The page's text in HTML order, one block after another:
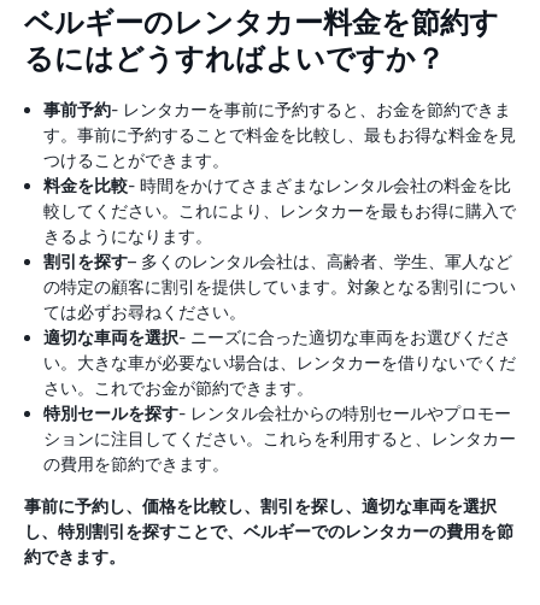
ベルギーのレンタカー料金を節約す
るにはどうすればよいですか？
事前予約- レンタカーを事前に予約すると、お金を節約できま
す。事前に予約することで料金を比較し、最もお得な料金を見
つけることができます。
料金を比較- 時間をかけてさまざまなレンタル会社の料金を比
較してください。これにより、レンタカーを最もお得に購入で
きるようになります。
割引を探す– 多くのレンタル会社は、高齢者、学生、軍人など
の特定の顧客に割引を提供しています。対象となる割引につい
ては必ずお尋ねください。
適切な車両を選択- ニーズに合った適切な車両をお選びくださ
い。大きな車が必要ない場合は、レンタカーを借りないでくだ
さい。これでお金が節約できます。
特別セールを探す- レンタル会社からの特別セールやプロモー
ションに注目してください。これらを利用すると、レンタカー
の費用を節約できます。
事前に予約し、価格を比較し、割引を探し、適切な車両を選択
し、特別割引を探すことで、ベルギーでのレンタカーの費用を節
約できます。